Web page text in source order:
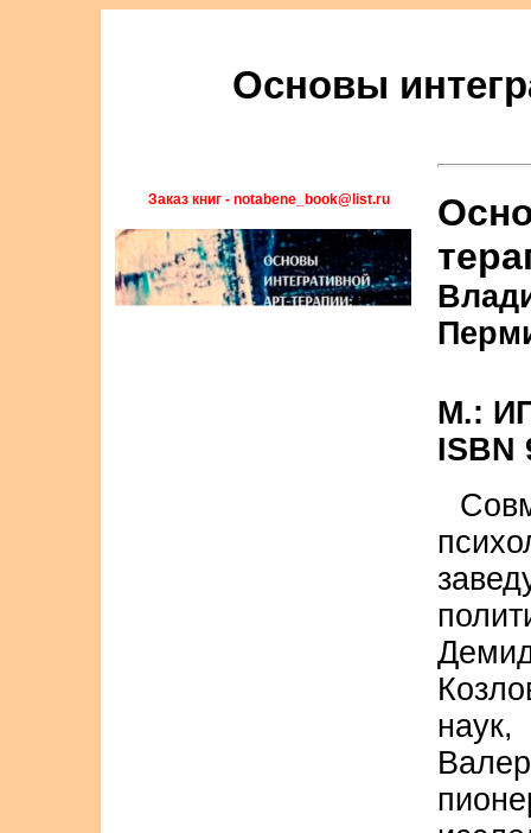
Основы
Заказ книг - notabene_book@list.ru
М.:
ISBN